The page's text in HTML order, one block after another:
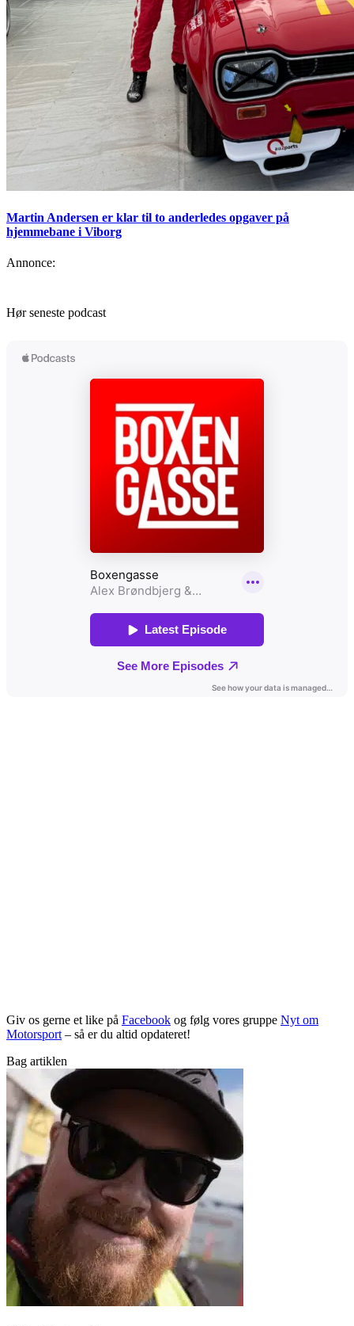
Martin Andersen er klar til to anderledes opgaver på
hjemmebane i Viborg
Annonce:
Hør seneste podcast
Giv os gerne et like på Facebook og følg vores gruppe Nyt om
Motorsport– så er du altid opdateret!
Bag artiklen